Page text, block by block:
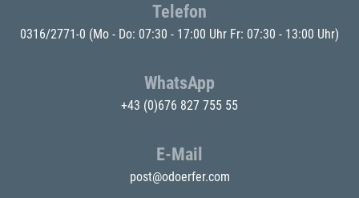
Telefon
0316/2771-0 (Mo - Do: 07:30 - 17:00 Uhr Fr: 07:30 - 13:00 Uhr)
WhatsApp
+43 (0)676 827 755 55
E-Mail
post@odoerfer.com